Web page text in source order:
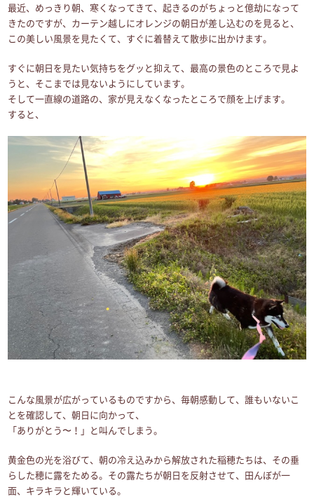
最近、めっきり朝、寒くなってきて、起きるのがちょっと億劫になって
きたのですが、カーテン越しにオレンジの朝日が差し込むのを見ると、
この美しい風景を見たくて、すぐに着替えて散歩に出かけます。
すぐに朝日を見たい気持ちをグッと抑えて、最高の景色のところで見よ
うと、そこまでは見ないようにしています。
そして一直線の道路の、家が見えなくなったところで顔を上げます。
すると、
こんな風景が広がっているものですから、毎朝感動して、誰もいないこ
とを確認して、朝日に向かって、
「ありがとう〜！」と叫んでしまう。
黄金色の光を浴びて、朝の冷え込みから解放された稲穂たちは、その垂
らした穂に露をためる。その露たちが朝日を反射させて、田んぼが一
面、キラキラと輝いている。